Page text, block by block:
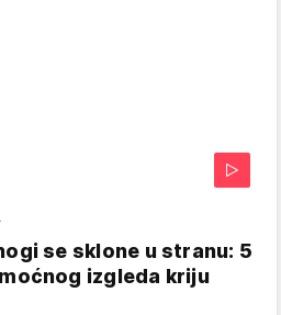
se sklone u stranu: 5
izgleda kriju